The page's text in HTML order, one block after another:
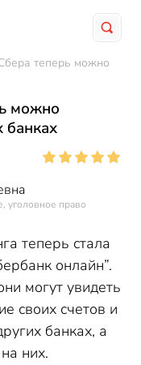
теперь можно
можно
банках
уголовное право
теперь стала
онлайн”.
могут увидеть
своих счетов и
банках, а
них.